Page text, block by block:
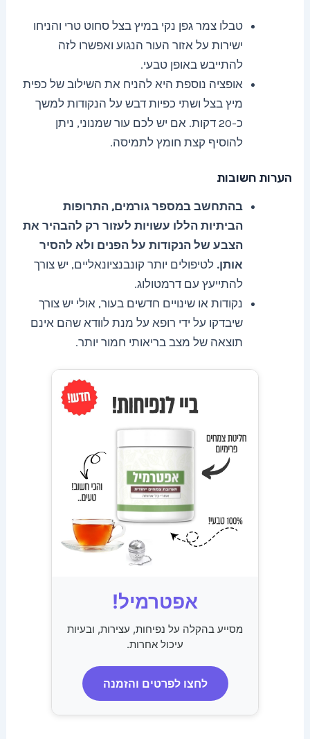
טבלו צמר גפן נקי במיץ בצל סחוט טרי והניחו
ישירות על אזור העור הנגוע ואפשרו לזה
להתייבש באופן טבעי.
אופציה נוספת היא להניח את השילוב של כפית
מיץ בצל ושתי כפיות דבש על הנקודות למשך
כ-20 דקות. אם יש לכם עור שמנוני, ניתן
להוסיף קצת חומץ לתמיסה.
הערות חשובות
בהתחשב במספר גורמים, התרופות
הביתיות הללו עשויות לעזור רק להבהיר את
הצבע של הנקודות על הפנים ולא להסיר
אותן.לטיפולים יותר קונבנציונאליים, יש צורך
להתייעץ עם דרמטולוג.
נקודות או שינויים חדשים בעור, אולי יש צורך
שיבדקו על ידי רופא על מנת לוודא שהם אינם
תוצאה של מצב בריאותי חמור יותר.
אפטרמיל!
מסייע בהקלה על נפיחות, עצירות, ובעיות
עיכול אחרות.
לחצו לפרטים והזמנה